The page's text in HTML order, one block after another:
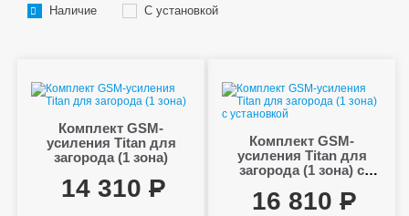
Наличие С установкой
Комплект GSM-
усиления Titan для
загорода (1 зона)
14 310
Комплект GSM-
усиления Titan для
загорода (1 зона) с
16 810